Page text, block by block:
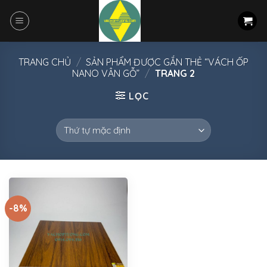
TRANG CHỦ / SẢN PHẨM ĐƯỢC GẮN THẺ “VÁCH ỐP
NANO VÂN GỖ” / TRANG 2
LỌC
-8%